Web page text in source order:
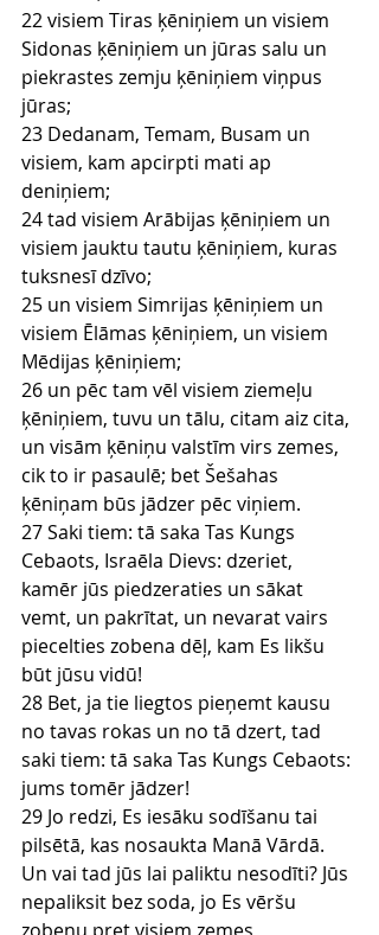
22 visiem Tiras ķēniņiem un visiem
Sidonas ķēniņiem un jūras salu un
piekrastes zemju ķēniņiem viņpus
jūras;
23 Dedanam, Temam, Busam un
visiem, kam apcirpti mati ap
deniņiem;
24 tad visiem Arābijas ķēniņiem un
visiem jauktu tautu ķēniņiem, kuras
tuksnesī dzīvo;
25 un visiem Simrijas ķēniņiem un
visiem Ēlāmas ķēniņiem, un visiem
Mēdijas ķēniņiem;
26 un pēc tam vēl visiem ziemeļu
ķēniņiem, tuvu un tālu, citam aiz cita,
un visām ķēniņu valstīm virs zemes,
cik to ir pasaulē; bet Šešahas
ķēniņam būs jādzer pēc viņiem.
27 Saki tiem: tā saka Tas Kungs
Cebaots, Israēla Dievs: dzeriet,
kamēr jūs piedzeraties un sākat
vemt, un pakrītat, un nevarat vairs
piecelties zobena dēļ, kam Es likšu
būt jūsu vidū!
28 Bet, ja tie liegtos pieņemt kausu
no tavas rokas un no tā dzert, tad
saki tiem: tā saka Tas Kungs Cebaots:
jums tomēr jādzer!
29 Jo redzi, Es iesāku sodīšanu tai
pilsētā, kas nosaukta Manā Vārdā.
Un vai tad jūs lai paliktu nesodīti? Jūs
nepaliksit bez soda, jo Es vēršu